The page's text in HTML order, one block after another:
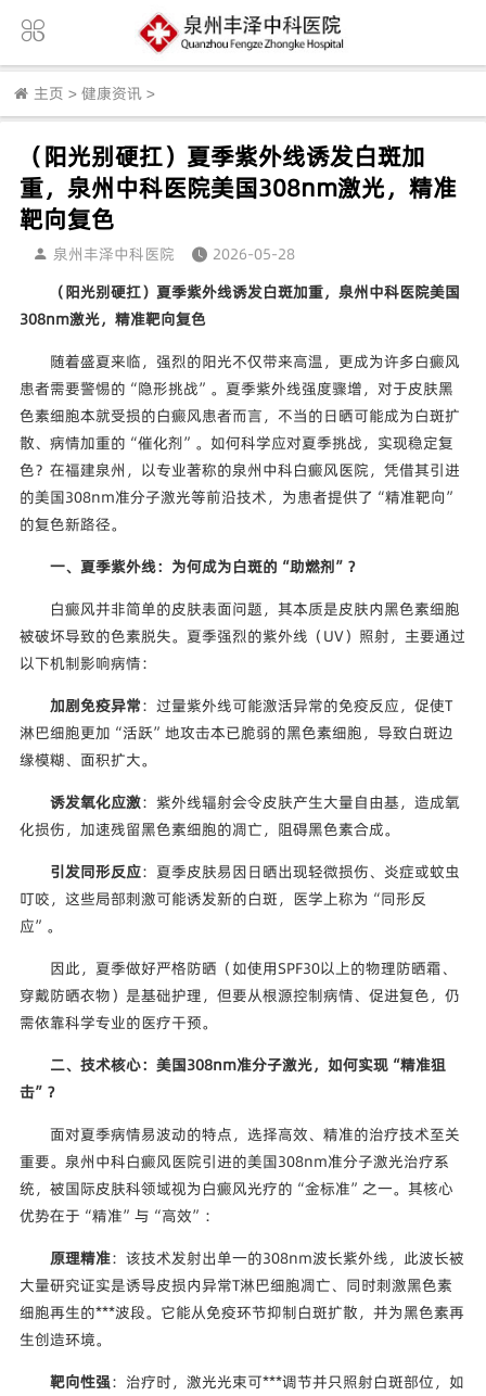
主页 > 健康资讯 >
（阳光别硬扛）夏季紫外线诱发白斑加
重，泉州中科医院美国308nm激光，精准
靶向复色
泉州丰泽中科医院
2026-05-28
（阳光别硬扛）夏季紫外线诱发白斑加重，泉州中科医院美国
308nm激光，精准靶向复色
随着盛夏来临，强烈的阳光不仅带来高温，更成为许多白癜风
患者需要警惕的“隐形挑战”。夏季紫外线强度骤增，对于皮肤黑
色素细胞本就受损的白癜风患者而言，不当的日晒可能成为白斑扩
散、病情加重的“催化剂”。如何科学应对夏季挑战，实现稳定复
色？在福建泉州，以专业著称的泉州中科白癜风医院，凭借其引进
的美国308nm准分子激光等前沿技术，为患者提供了“精准靶向”
的复色新路径。
一、夏季紫外线：为何成为白斑的“助燃剂”？
白癜风并非简单的皮肤表面问题，其本质是皮肤内黑色素细胞
被破坏导致的色素脱失。夏季强烈的紫外线（UV）照射，主要通过
以下机制影响病情：
加剧免疫异常：过量紫外线可能激活异常的免疫反应，促使T
淋巴细胞更加“活跃”地攻击本已脆弱的黑色素细胞，导致白斑边
缘模糊、面积扩大。
诱发氧化应激：紫外线辐射会令皮肤产生大量自由基，造成氧
化损伤，加速残留黑色素细胞的凋亡，阻碍黑色素合成。
引发同形反应：夏季皮肤易因日晒出现轻微损伤、炎症或蚊虫
叮咬，这些局部刺激可能诱发新的白斑，医学上称为“同形反
应”。
因此，夏季做好严格防晒（如使用SPF30以上的物理防晒霜、
穿戴防晒衣物）是基础护理，但要从根源控制病情、促进复色，仍
需依靠科学专业的医疗干预。
二、技术核心：美国308nm准分子激光，如何实现“精准狙
击”？
面对夏季病情易波动的特点，选择高效、精准的治疗技术至关
重要。泉州中科白癜风医院引进的美国308nm准分子激光治疗系
统，被国际皮肤科领域视为白癜风光疗的“金标准”之一。其核心
优势在于“精准”与“高效”：
原理精准：该技术发射出单一的308nm波长紫外线，此波长被
大量研究证实是诱导皮损内异常T淋巴细胞凋亡、同时刺激黑色素
细胞再生的***波段。它能从免疫环节抑制白斑扩散，并为黑色素再
生创造环境。
靶向性强：治疗时，激光光束可***调节并只照射白斑部位，如